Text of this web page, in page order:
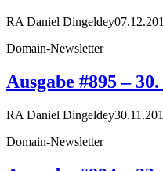
RA Daniel Dingeldey
Domain-Newsletter
Ausgabe #895 –
RA Daniel Dingeldey
Domain-Newsletter